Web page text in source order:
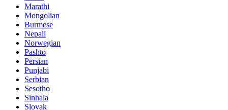
Marathi
Mongolian
Burmese
Nepali
Norwegian
Pashto
Persian
Punjabi
Serbian
Sesotho
Sinhala
Slovak